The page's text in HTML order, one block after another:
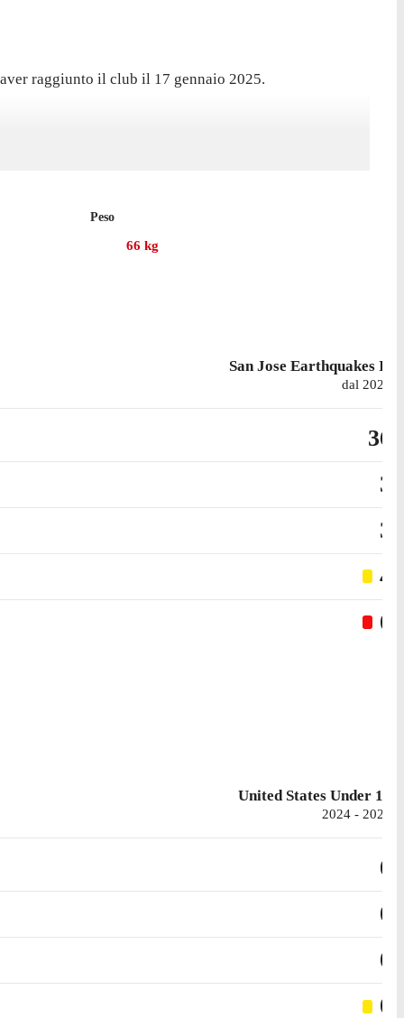
raggiunto il club il 17 gennaio 2025.
Peso
66 kg
San Jose Earthquakes II
dal 2024
36
3
3
4
0
United States Under 16
2024 - 2026
0
0
0
0